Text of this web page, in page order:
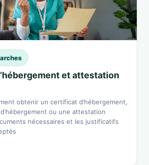
et attestation
obtenir un certificat d’hébergement,
ou une attestation
nécessaires et les justificatifs